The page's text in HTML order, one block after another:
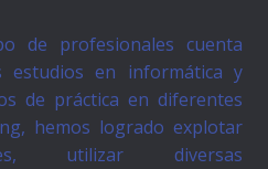
de profesionales cuenta
estudios en informática y
de práctica en diferentes
hemos logrado explotar
utilizar diversas